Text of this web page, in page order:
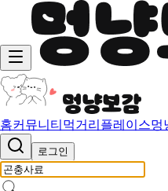
홈커뮤니티 먹거리 플레이스멍
로그인